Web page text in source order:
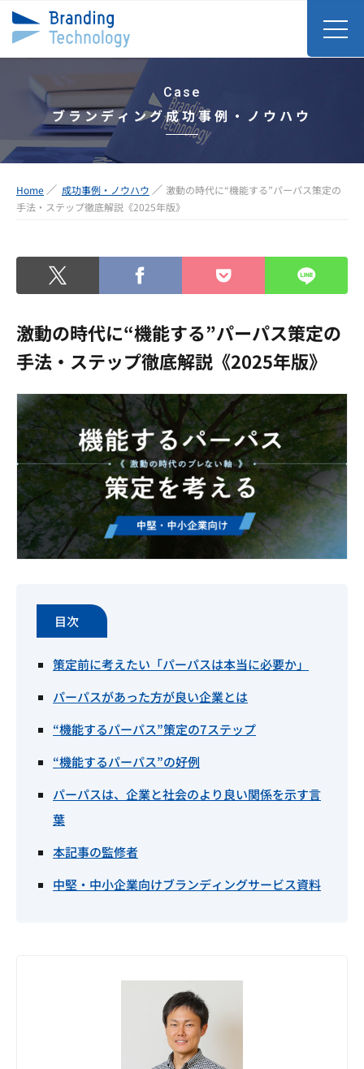
Case
ブランディング成功事例・ノウハウ
Home 成功事例・ノウハウ
激動の時代に“機能する”パーパス策定の
手法・ステップ徹底解説《2025年版》
激動の時代に“機能する”パーパス策定の
手法・ステップ徹底解説《2025年版》
目次
策定前に考えたい「パーパスは本当に必要か」
パーパスがあった方が良い企業とは
“機能するパーパス”策定の7ステップ
“機能するパーパス”の好例
パーパスは、企業と社会のより良い関係を示す言
葉
本記事の監修者
中堅・中小企業向けブランディングサービス資料